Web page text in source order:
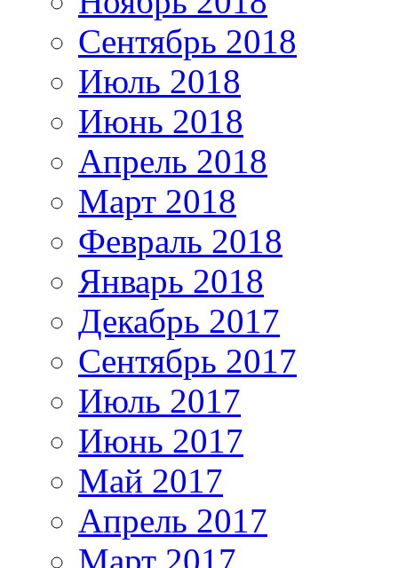
Сентябрь 2018
Июль 2018
Июнь 2018
Апрель 2018
Март 2018
Февраль 2018
Январь 2018
Декабрь 2017
Сентябрь 2017
Июль 2017
Июнь 2017
Май 2017
Апрель 2017
Март 2017